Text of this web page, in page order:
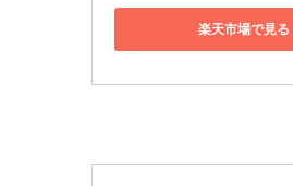
楽天市場で見る